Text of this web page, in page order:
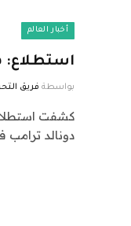
أخبار العالم
استطلاع:
بواسطة فريق
كشفت
دونالد ترامب